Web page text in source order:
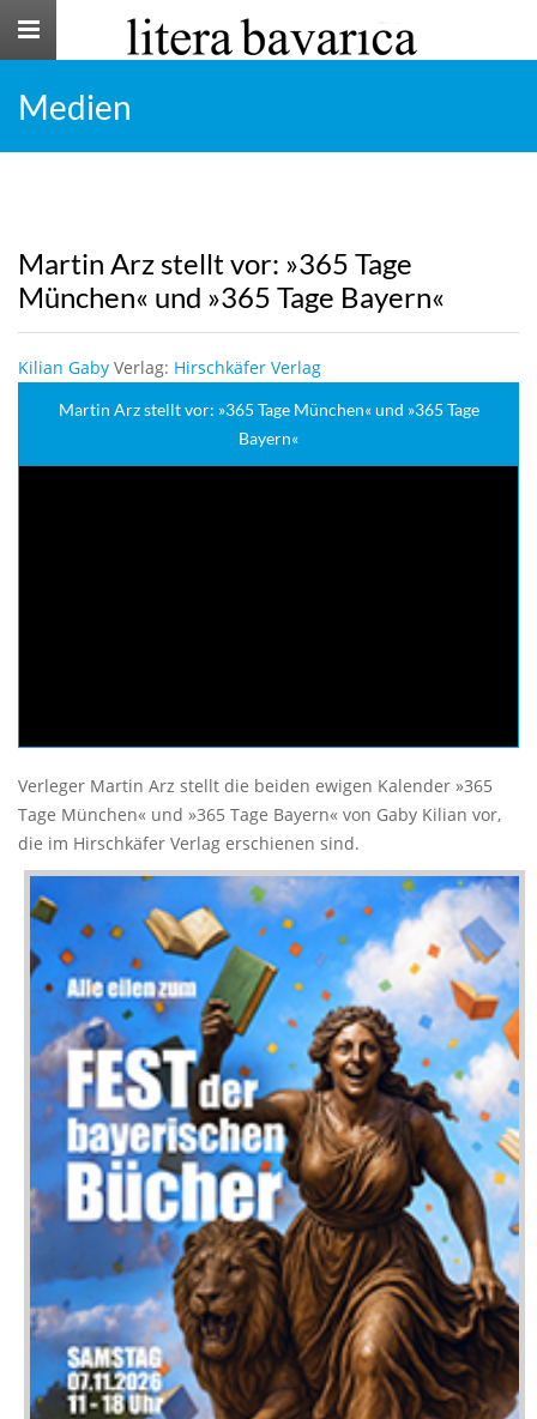
Toggle
Medien
Martin Arz stellt vor: »365 Tage
München« und »365 Tage Bayern«
Kilian Gaby Verlag: Hirschkäfer Verlag
Martin Arz stellt vor: »365 Tage München« und »365 Tage
Bayern«
Verleger Martin Arz stellt die beiden ewigen Kalender »365
Tage München« und »365 Tage Bayern« von Gaby Kilian vor,
die im Hirschkäfer Verlag erschienen sind.